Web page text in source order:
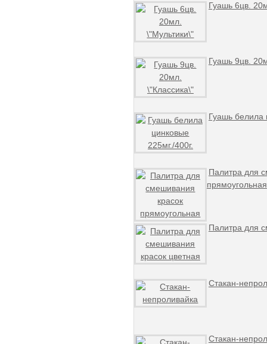
Гуашь 6цв.
Гуашь 9цв.
Гуашь белила
Палитра для
прямоугольная
Палитра для
Стакан-
Стакан-